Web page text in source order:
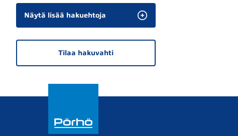
Näytä lisää hakuehtoja
Tilaa hakuvahti